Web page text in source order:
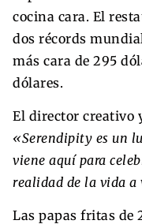
cocina cara. El
dos récords
más cara de 295
dólares.
El director creativo
«Serendipity es un
viene aquí para
realidad de la vida a
Las papas fritas de